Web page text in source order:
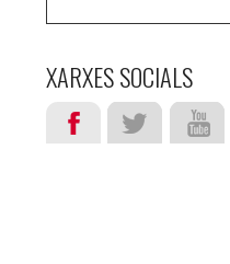
XARXES SOCIALS